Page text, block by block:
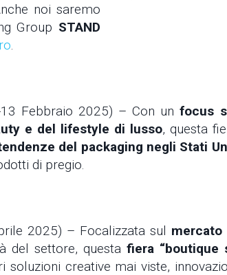
noi saremo
Group STAND
.
13 Febbraio 2025) – Con unfocus
e del lifestyle di lusso, questa
del packaging negli Stati
di pregio.
2025) – Focalizzata sul mercato
del settore, questafiera “boutique
creative mai viste,